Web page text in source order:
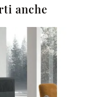
anche